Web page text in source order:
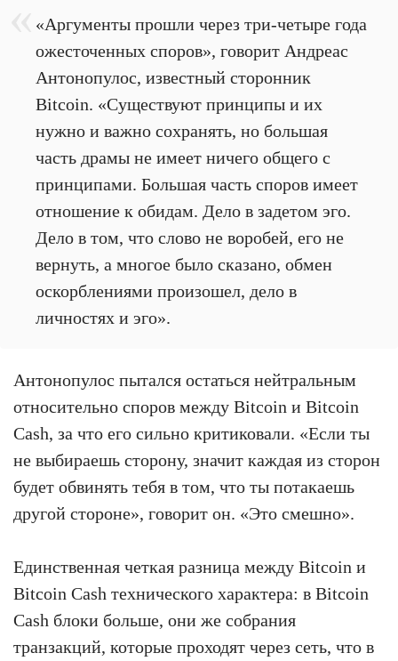
«Аргументы прошли через три-четыре года
ожесточенных споров», говорит Андреас
Антонопулос, известный сторонник
Bitcoin. «Существуют принципы и их
нужно и важно сохранять, но большая
часть драмы не имеет ничего общего с
принципами. Большая часть споров имеет
отношение к обидам. Дело в задетом эго.
Дело в том, что слово не воробей, его не
вернуть, а многое было сказано, обмен
оскорблениями произошел, дело в
личностях и эго».
Антонопулос пытался остаться нейтральным
относительно споров между Bitcoin и Bitcoin
Cash, за что его сильно критиковали. «Если ты
не выбираешь сторону, значит каждая из сторон
будет обвинять тебя в том, что ты потакаешь
другой стороне», говорит он. «Это смешно».
Единственная четкая разница между Bitcoin и
Bitcoin Cash технического характера: в Bitcoin
Cash блоки больше, они же собрания
транзакций, которые проходят через сеть, что в